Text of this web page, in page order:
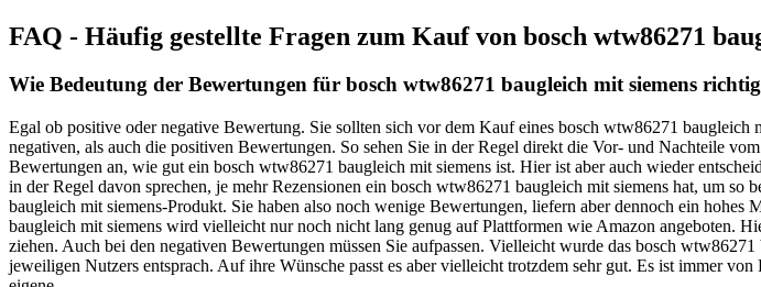
FAQ - Häufig gestellte Fragen zum Kauf von bosch wtw86271
Wie Bedeutung der Bewertungen für bosch wtw86271 baugleich mit siemens
Egal ob positive oder negative Bewertung. Sie sollten sich vor dem Kauf eines bosch wtw86271
negativen, als auch die positiven Bewertungen. So sehen Sie in der Regel direkt die Vor- und Nachteile
Bewertungen an, wie gut ein bosch wtw86271 baugleich mit siemens ist. Hier ist aber auch wieder
in der Regel davon sprechen, je mehr Rezensionen ein bosch wtw86271 baugleich mit siemens hat, um
baugleich mit siemens-Produkt. Sie haben also noch wenige Bewertungen, liefern aber dennoch ein
baugleich mit siemens wird vielleicht nur noch nicht lang genug auf Plattformen wie Amazon angeboten.
ziehen. Auch bei den negativen Bewertungen müssen Sie aufpassen. Vielleicht wurde das bosch
jeweiligen Nutzers entsprach. Auf ihre Wünsche passt es aber vielleicht trotzdem sehr gut. Es ist immer